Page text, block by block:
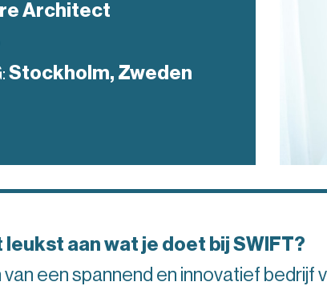
Architect
Stockholm, Zweden
leukst aan wat je doet bij SWIFT?
van een spannend en innovatief bedrijf